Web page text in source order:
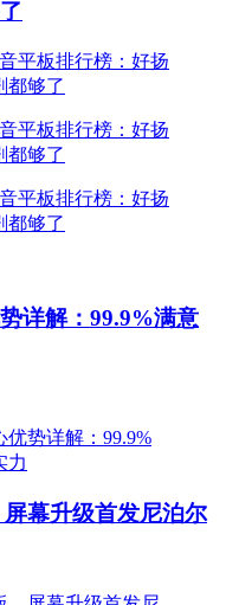
详解：99.9%满意
幕升级首发尼泊尔